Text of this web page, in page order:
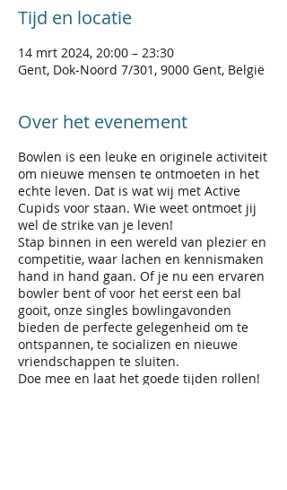
Tijd en locatie
14 mrt 2024, 20:00 – 23:30
Gent, Dok-Noord 7/301, 9000 Gent, België
Over het evenement
Bowlen is een leuke en originele activiteit
om nieuwe mensen te ontmoeten in het
echte leven. Dat is wat wij met Active
Cupids voor staan. Wie weet ontmoet jij
wel de strike van je leven!
Stap binnen in een wereld van plezier en
competitie, waar lachen en kennismaken
hand in hand gaan. Of je nu een ervaren
bowler bent of voor het eerst een bal
gooit, onze singles bowlingavonden
bieden de perfecte gelegenheid om te
ontspannen, te socializen en nieuwe
vriendschappen te sluiten.
Doe mee en laat het goede tijden rollen!